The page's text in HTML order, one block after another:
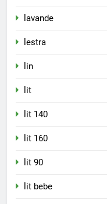
lavande
lestra
lin
lit
lit 140
lit 160
lit 90
lit bebe